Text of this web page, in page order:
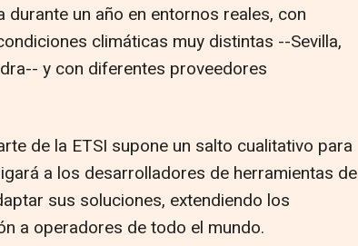
un año en entornos reales, con
climáticas muy distintas --Sevilla,
y con diferentes proveedores
de la ETSI supone un salto cualitativo para
a los desarrolladores de herramientas de
sus soluciones, extendiendo los
a operadores de todo el mundo.